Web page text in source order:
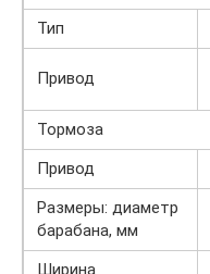
Тип
Привод
Тормоза
Привод
Размеры: диаметр
барабана, мм
Ширина